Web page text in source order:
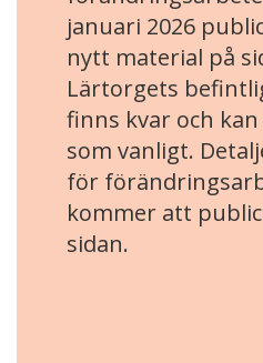
januari 2026
nytt material på
Lärtorgets
finns kvar och
som vanligt.
för
kommer att
sidan.